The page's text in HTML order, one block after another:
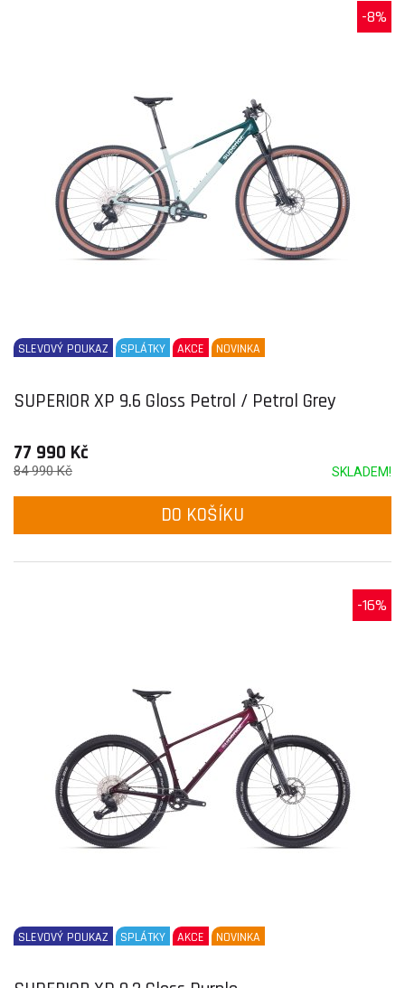
-8%
SLEVOVÝ POUKAZ SPLÁTKY AKCE NOVINKA
SUPERIOR XP 9.6 Gloss Petrol / Petrol Grey
77 990 Kč
SKLADEM!
84 990 Kč
DO KOŠÍKU
-16%
SLEVOVÝ POUKAZ SPLÁTKY AKCE NOVINKA